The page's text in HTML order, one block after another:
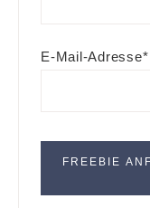
E-Mail-Adresse*